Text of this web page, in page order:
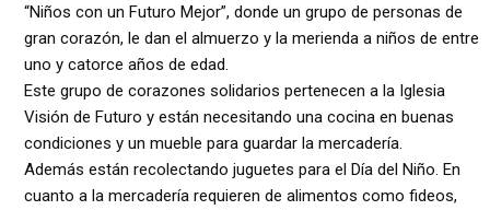
“Niños con un Futuro Mejor”, donde un grupo de personas de
gran corazón, le dan el almuerzo y la merienda a niños de entre
uno y catorce años de edad.
Este grupo de corazones solidarios pertenecen a la Iglesia
Visión de Futuro y están necesitando una cocina en buenas
condiciones y un mueble para guardar la mercadería.
Además están recolectando juguetes para el Día del Niño. En
cuanto a la mercadería requieren de alimentos como fideos,